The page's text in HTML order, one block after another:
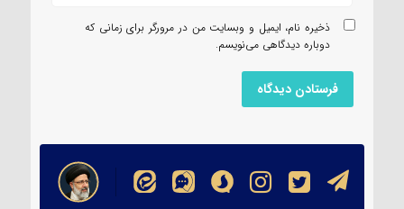
ذخیره نام، ایمیل و وبسایت من در مرورگر برای زمانی که
دوباره دیدگاهی می‌نویسم.